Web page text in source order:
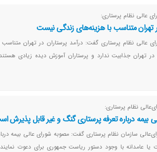
عالی نظام پرستاری:
تهران متناسب با هزینه‌های زندگی نیست
عالی نظام پرستاری گفت: درآمد پرستاران در تهران
تهران جذابیت ندارد و پرستاران آموزش دیده زیادی هستند
نظام پرستاری:
بیمه درباره تعرفه پرستاری گنگ و غیر قابل پذیرش
سازمان نظام پرستاری گفت: مصوبه شورای عالی بیمه
عامدانه با وجود دستور ریاست جمهوری برای دعوت